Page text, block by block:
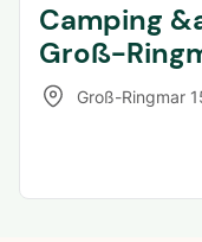
Camping
Groß-
Groß-Ringmar